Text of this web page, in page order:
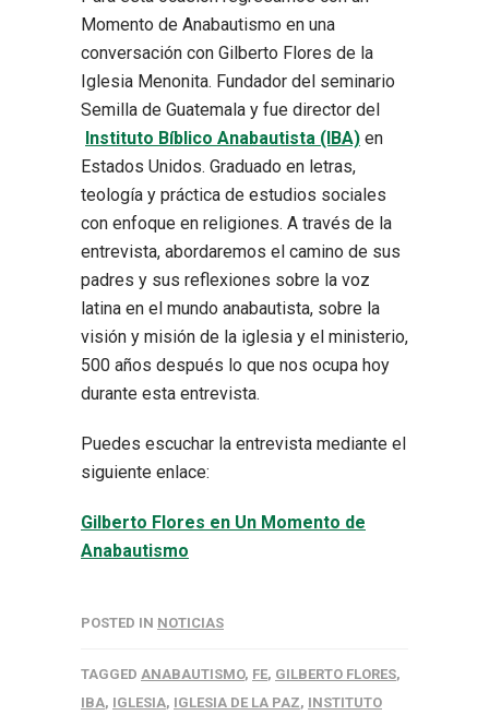
Momento de Anabautismo en una
conversación con Gilberto Flores de la
Iglesia Menonita. Fundador del seminario
Semilla de Guatemala y fue director del
Instituto Bíblico Anabautista (IBA) en
Estados Unidos. Graduado en letras,
teología y práctica de estudios sociales
con enfoque en religiones. A través de la
entrevista, abordaremos el camino de sus
padres y sus reflexiones sobre la voz
latina en el mundo anabautista, sobre la
visión y misión de la iglesia y el ministerio,
500 años después lo que nos ocupa hoy
durante esta entrevista.
Puedes escuchar la entrevista mediante el
siguiente enlace:
Gilberto Flores en Un Momento de
Anabautismo
POSTED IN NOTICIAS
TAGGED ANABAUTISMO, FE, GILBERTO FLORES,
IBA, IGLESIA, IGLESIA DE LA PAZ, INSTITUTO